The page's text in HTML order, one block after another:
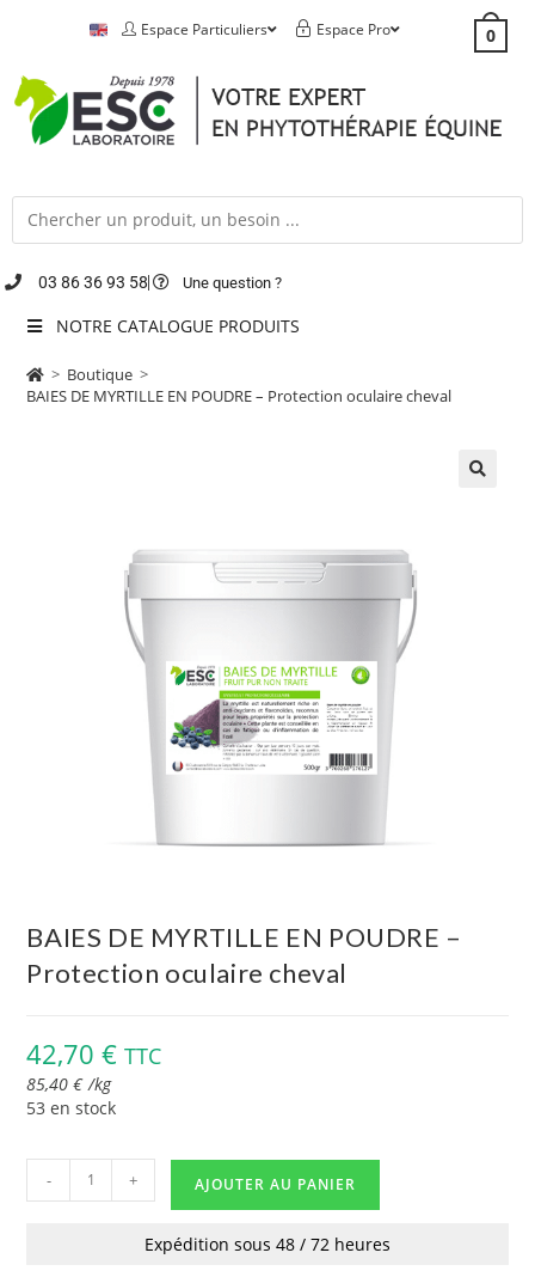
Espace Particuliers Espace Pro 0
03 86 36 93 58 Une question ?
NOTRE CATALOGUE PRODUITS
> Boutique >
BAIES DE MYRTILLE EN POUDRE – Protection oculaire cheval
BAIES DE MYRTILLE EN POUDRE –
Protection oculaire cheval
42,70€ TTC
85,40€ /kg
53 en stock
- + AJOUTER AU PANIER
Expédition sous 48 / 72 heures